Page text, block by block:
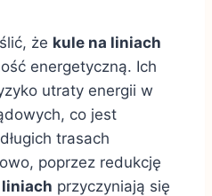
że kule na liniach
energetyczną. Ich
utraty energii w
co jest
trasach
poprzez redukcję
przyczyniają się